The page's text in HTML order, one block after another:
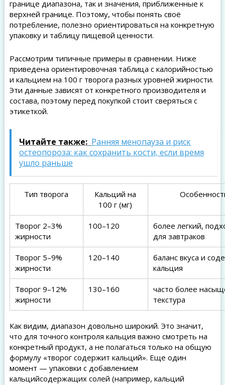
границе диапазона, так и значения, приближенные к
верхней границе. Поэтому, чтобы понять своё
потребление, полезно ориентироваться на конкретную
упаковку и таблицу пищевой ценности.
Рассмотрим типичные примеры в сравнении. Ниже
приведена ориентировочная таблица с калорийностью
и кальцием на 100 г творога разных уровней жирности.
Эти данные зависят от конкретного производителя и
состава, поэтому перед покупкой стоит сверяться с
этикеткой.
Читайте также: Ранняя менопауза и риск
остеопороза: как сохранить кости, если время
ушло раньше
Тип творога
Кальций на
100 г (мг)
Творог 2–3%
жирности
100–120
более легкий,
для завтраков
Творог 5–9%
жирности
120–140
баланс вкуса и
кальция
Творог 9–12%
жирности
130–160
часто более
текстура
Как видим, диапазон довольно широкий. Это значит,
что для точного контроля кальция важно смотреть на
конкретный продукт, а не полагаться только на общую
формулу «творог содержит кальций». Еще один
момент — упаковки с добавлением
кальцийсодержащих солей (например, кальций